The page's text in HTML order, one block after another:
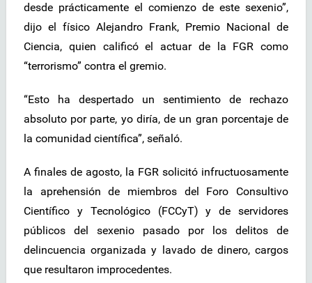
desde prácticamente el comienzo de este sexenio”,
dijo el físico Alejandro Frank, Premio Nacional de
Ciencia, quien calificó el actuar de la FGR como
“terrorismo” contra el gremio.
“Esto ha despertado un sentimiento de rechazo
absoluto por parte, yo diría, de un gran porcentaje de
la comunidad científica”, señaló.
A finales de agosto, la FGR solicitó infructuosamente
la aprehensión de miembros del Foro Consultivo
Científico y Tecnológico (FCCyT) y de servidores
públicos del sexenio pasado por los delitos de
delincuencia organizada y lavado de dinero, cargos
que resultaron improcedentes.